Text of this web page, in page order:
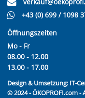
+43 (0) 699 / 1098
Öffnungszeiten
Mo - Fr
08.00 - 12.00
13.00 - 17.00
Design & Umsetzung: IT-
© 2024 - ÖKOPROFI.com